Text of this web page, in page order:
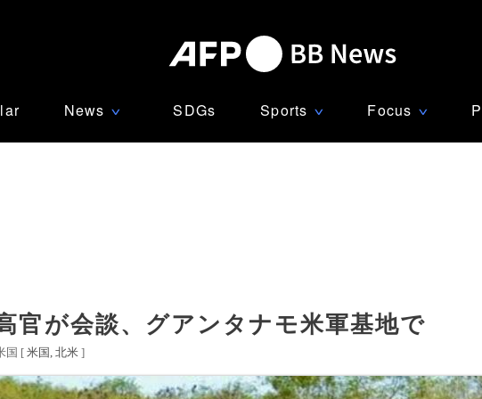
News ∨ SDGs Sports ∨ Focus ∨
官が会談、グアンタナモ米軍基地で
国 [ 米国 北米 ]